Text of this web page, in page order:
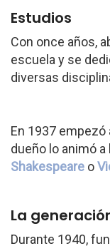
Estudios
Con once años,
escuela y se
diversas
En 1937 empezó
dueño lo animó
Shakespeare o
La
Durante 1940,